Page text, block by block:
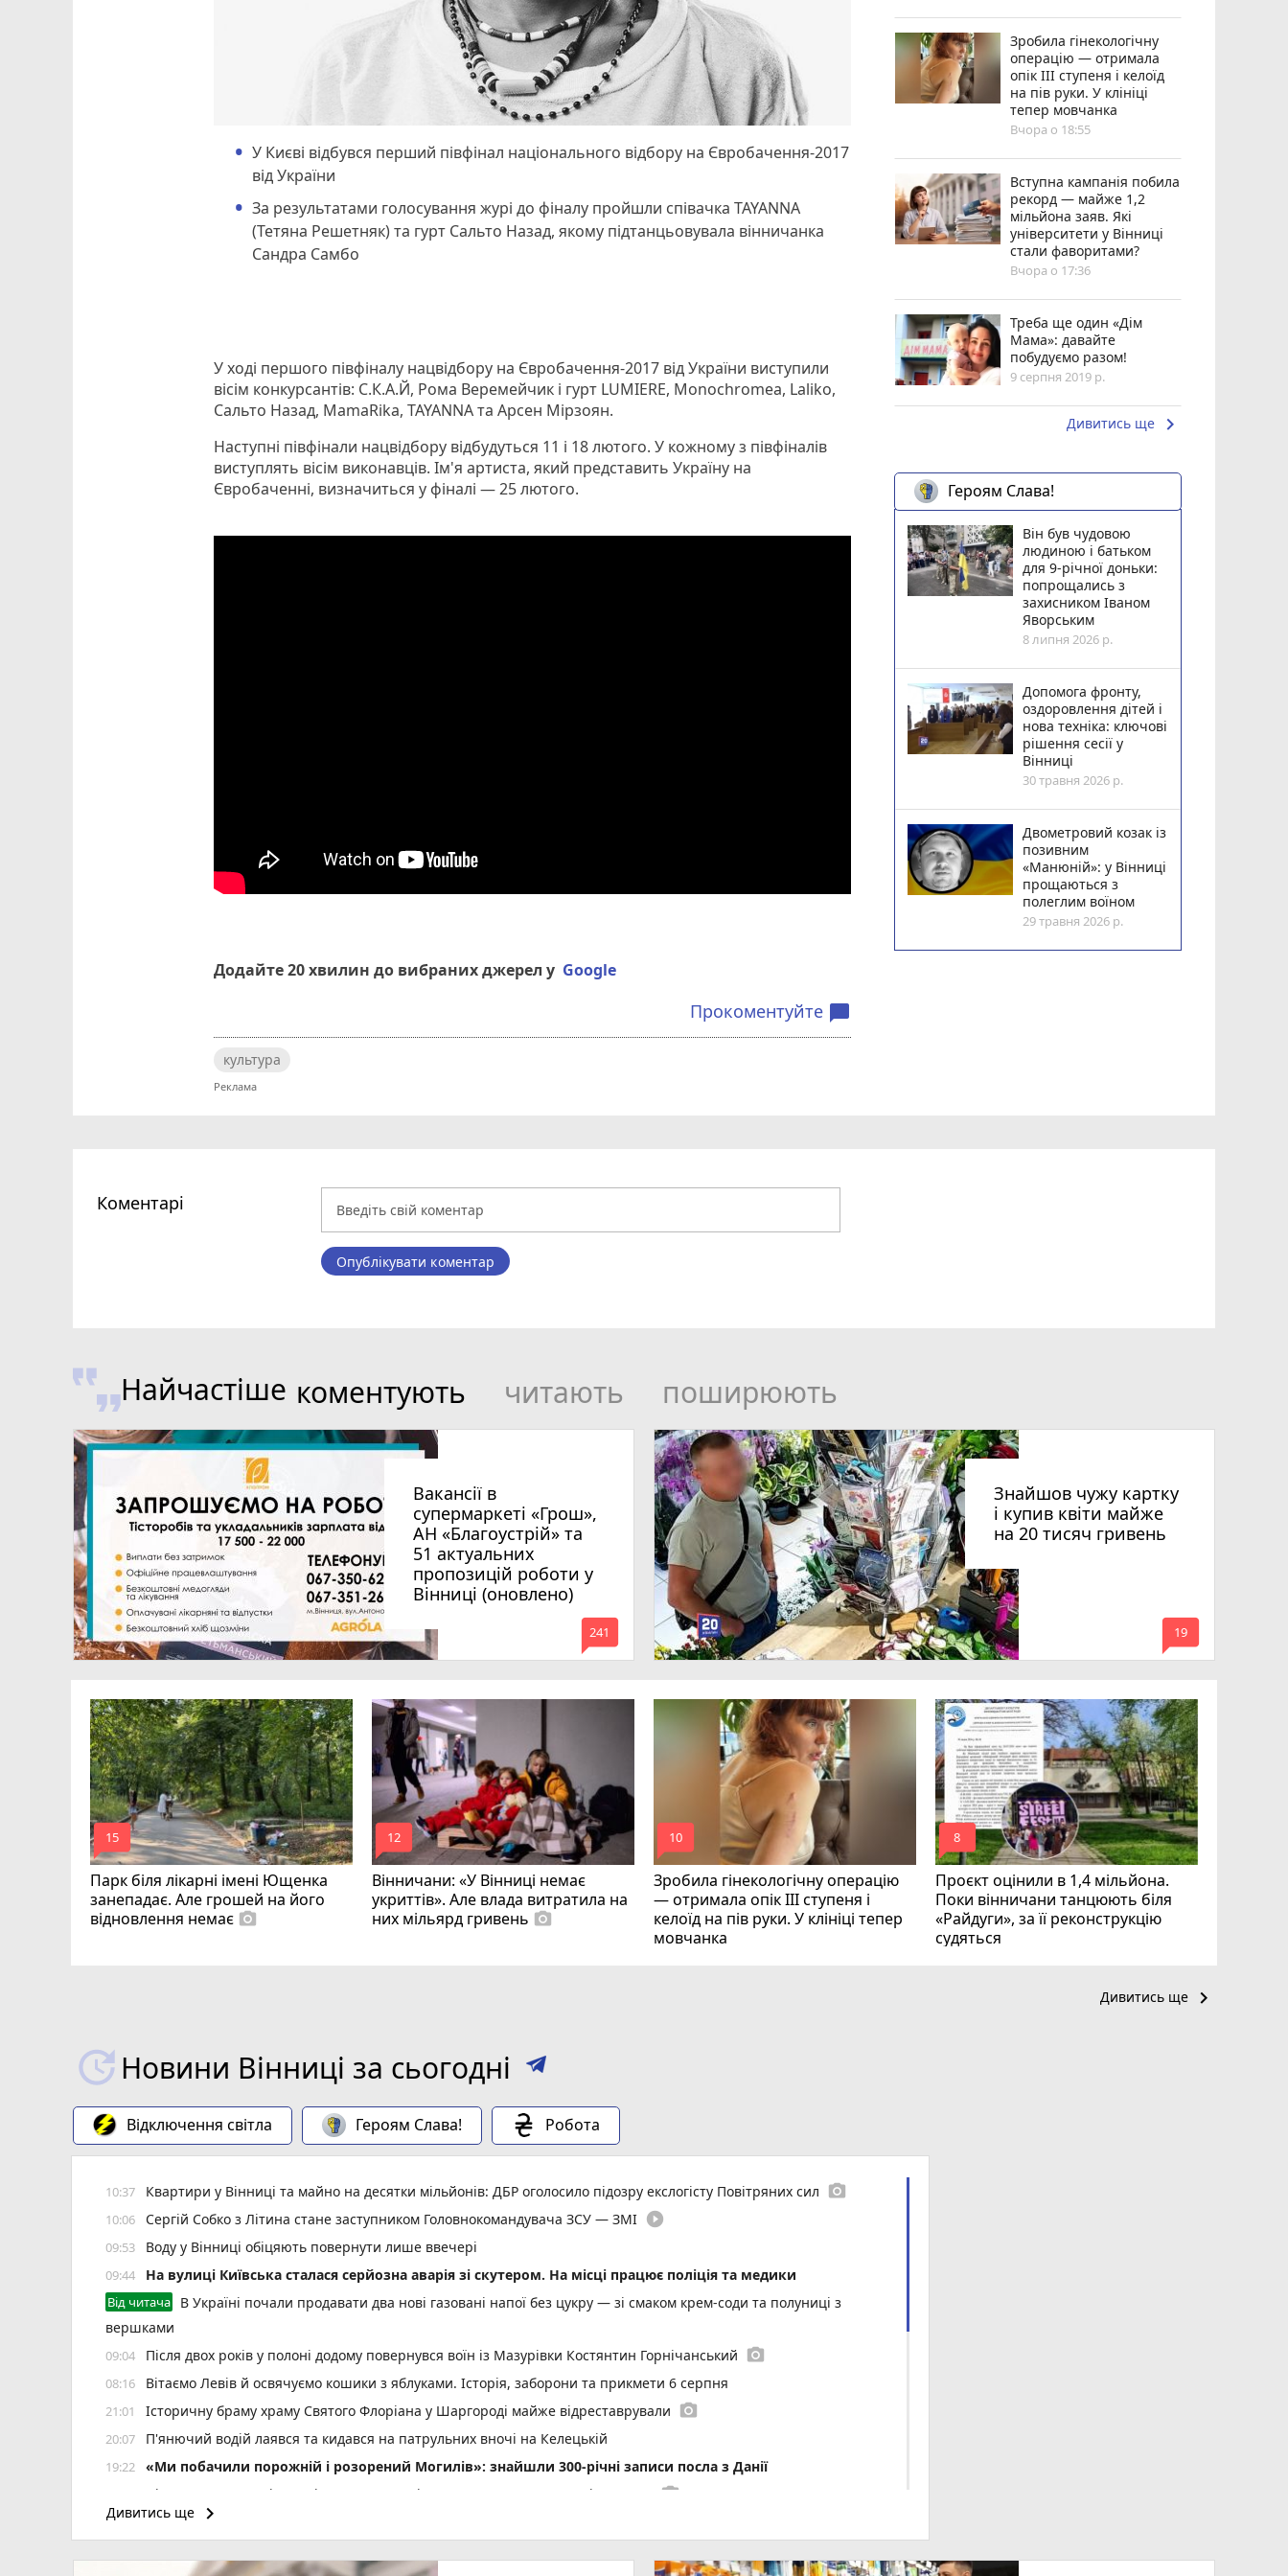
У Києві відбувся перший півфінал національного відбору на Євробачення-2017
від України
За результатами голосування журі до фіналу пройшли співачка TAYANNA
(Тетяна Решетняк) та гурт Сальто Назад, якому підтанцьовувала вінничанка
Сандра Самбо
У ході першого півфіналу нацвідбору на Євробачення-2017 від України виступили
вісім конкурсантів: С.К.А.Й, Рома Веремейчик і гурт LUMIERE, Monochromea, Laliko,
Сальто Назад, MamaRika, TAYANNA та Арсен Мірзоян.
Наступні півфінали нацвідбору відбудуться 11 і 18 лютого. У кожному з півфіналів
виступлять вісім виконавців. Ім'я артиста, який представить Україну на
Євробаченні, визначиться у фіналі — 25 лютого.
Додайте 20 хвилин до вибраних джерел у Google
Прокоментуйте chat_bubble
культура
Зробила гінекологічну
операцію — отримала
опік ІІІ ступеня і келоїд
на пів руки. У клініці
тепер мовчанка
Вчора о 18:55
Вступна кампанія побила
рекорд — майже 1,2
мільйона заяв. Які
університети у Вінниці
стали фаворитами?
Вчора о 17:36
Треба ще один «Дім
Мама»: давайте
побудуємо разом!
9 серпня 2019 р.
Дивитись ще keyboard_arrow_right
Героям Слава!
Він був чудовою
людиною і батьком
для 9-річної доньки:
попрощались з
захисником Іваном
Яворським
8 липня 2026 р.
Допомога фронту,
оздоровлення дітей і
нова техніка: ключові
рішення сесії у
Вінниці
30 травня 2026 р.
Двометровий козак із
позивним
«Манюній»: у Вінниці
прощаються з
полеглим воїном
29 травня 2026 р.
Коментарі
Опублікувати коментар
Найчастіше коментують читають поширюють
Вакансії в
супермаркеті «Грош»,
АН «Благоустрій» та
51 актуальних
пропозицій роботи у
Вінниці (оновлено)
mode_comment
241
Знайшов чужу картку
і купив квіти майже
на 20 тисяч гривень
mode_comment
19
Парк біля лікарні імені Ющенка
занепадає. Але грошей на його
відновлення немає photo_camera
mode_comment
15
Вінничани: «У Вінниці немає
укриттів». Але влада витратила на
них мільярд гривень photo_camera
mode_comment
12
Зробила гінекологічну операцію
— отримала опік ІІІ ступеня і
келоїд на пів руки. У клініці тепер
мовчанка
mode_comment
10
Проєкт оцінили в 1,4 мільйона.
Поки вінничани танцюють біля
«Райдуги», за її реконструкцію
судяться
mode_comment
8
Дивитись ще keyboard_arrow_right
Новини Вінниці за сьогодні
Відключення світла Героям Слава! Робота
10:37 Квартири у Вінниці та майно на десятки мільйонів: ДБР оголосило підозру екслогісту Повітряних сил photo_camera
10:06 Сергій Собко з Літина стане заступником Головнокомандувача ЗСУ — ЗМІ play_circle_filled
09:53 Воду у Вінниці обіцяють повернути лише ввечері
09:44 На вулиці Київська сталася серйозна аварія зі скутером. На місці працює поліція та медики
Від читача
В Україні почали продавати два нові газовані напої без цукру — зі смаком крем-соди та полуниці з
вершками
09:04 Після двох років у полоні додому повернувся воїн із Мазурівки Костянтин Горнічанський photo_camera
08:16 Вітаємо Левів й освячуємо кошики з яблуками. Історія, заборони та прикмети 6 серпня
21:01 Історичну браму храму Святого Флоріана у Шаргороді майже відреставрували photo_camera
20:07 П'янючий водій лаявся та кидався на патрульних вночі на Келецькій
19:22 «Ми побачили порожній і розорений Могилів»: знайшли 300-річні записи посла з Данії
Після +38 погода різко зміниться. Коли Вінниччину накриють дощі та грози photo_camera
18:55
Зробила гінекологічну операцію — отримала опік ІІІ ступеня і келоїд на пів руки. У клініці тепер
Дивитись ще keyboard_arrow_right